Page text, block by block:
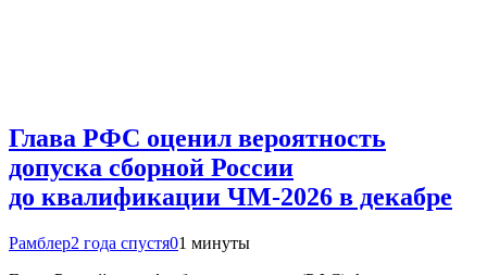
Глава РФС оценил вероятность
допуска сборной России
до квалификации ЧМ-2026 в декабре
Рамблер2 года спустя01 минуты